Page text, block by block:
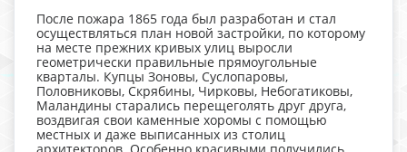
После пожара 1865 года был разработан и стал
осуществляться план новой застройки, по которому
на месте прежних кривых улиц выросли
геометрически правильные прямоугольные
кварталы. Купцы Зоновы, Суслопаровы,
Половниковы, Скрябины, Чирковы, Небогатиковы,
Маландины старались перещеголять друг друга,
воздвигая свои каменные хоромы с помощью
местных и даже выписанных из столиц